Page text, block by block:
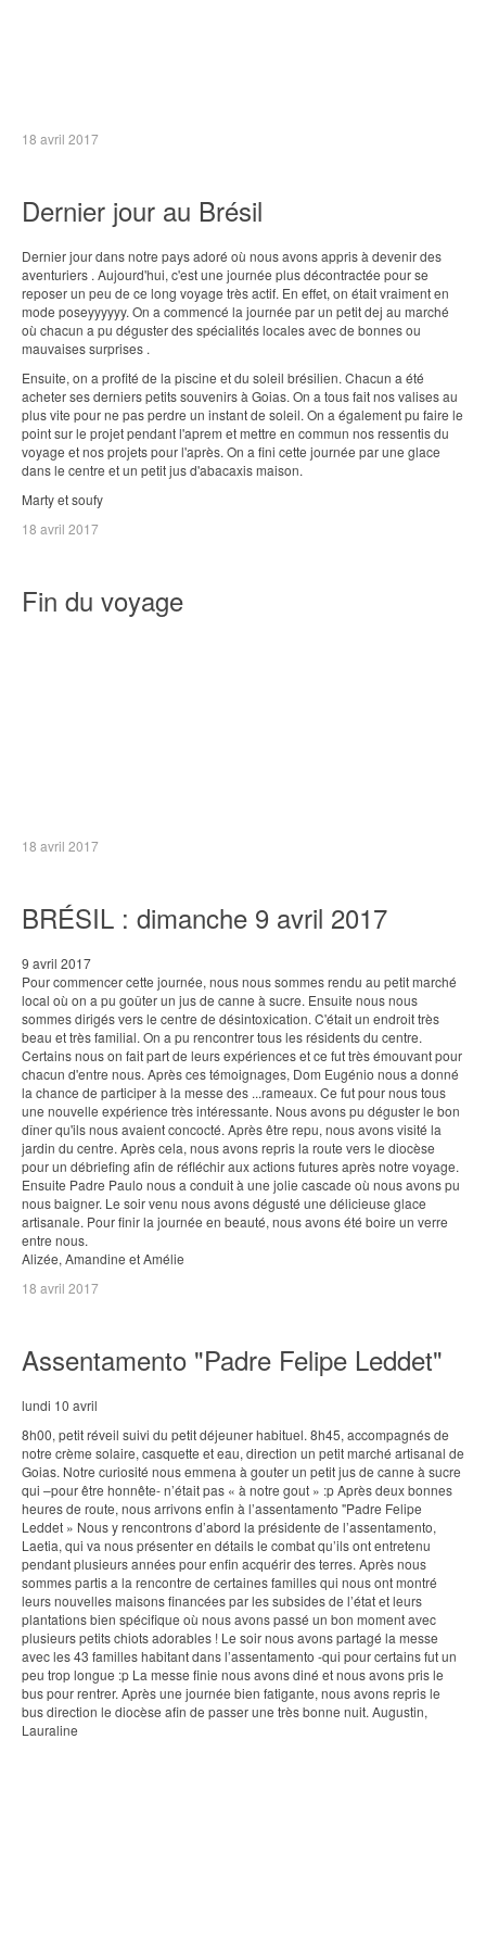
18 avril 2017
Dernier jour au Brésil
Dernier jour dans notre pays adoré où nous avons appris à devenir des
aventuriers . Aujourd'hui, c'est une journée plus décontractée pour se
reposer un peu de ce long voyage très actif. En effet, on était vraiment en
mode poseyyyyyy. On a commencé la journée par un petit dej au marché
où chacun a pu déguster des spécialités locales avec de bonnes ou
mauvaises surprises .
Ensuite, on a profité de la piscine et du soleil brésilien. Chacun a été
acheter ses derniers petits souvenirs à Goias. On a tous fait nos valises au
plus vite pour ne pas perdre un instant de soleil. On a également pu faire le
point sur le projet pendant l'aprem et mettre en commun nos ressentis du
voyage et nos projets pour l'après. On a fini cette journée par une glace
dans le centre et un petit jus d'abacaxis maison.
Marty et soufy
18 avril 2017
Fin du voyage
18 avril 2017
BRÉSIL : dimanche 9 avril 2017
9 avril 2017
Pour commencer cette journée, nous nous sommes rendu au petit marché
local où on a pu goûter un jus de canne à sucre. Ensuite nous nous
sommes dirigés vers le centre de désintoxication. C'était un endroit très
beau et très familial. On a pu rencontrer tous les résidents du centre.
Certains nous on fait part de leurs expériences et ce fut très émouvant pour
chacun d'entre nous. Après ces témoignages, Dom Eugénio nous a donné
la chance de participer à la messe des ...rameaux. Ce fut pour nous tous
une nouvelle expérience très intéressante. Nous avons pu déguster le bon
dîner qu'ils nous avaient concocté. Après être repu, nous avons visité la
jardin du centre. Après cela, nous avons repris la route vers le diocèse
pour un débriefing afin de réfléchir aux actions futures après notre voyage.
Ensuite Padre Paulo nous a conduit à une jolie cascade où nous avons pu
nous baigner. Le soir venu nous avons dégusté une délicieuse glace
artisanale. Pour finir la journée en beauté, nous avons été boire un verre
entre nous.
Alizée, Amandine et Amélie
18 avril 2017
Assentamento "Padre Felipe Leddet"
lundi 10 avril
8h00, petit réveil suivi du petit déjeuner habituel. 8h45, accompagnés de
notre crème solaire, casquette et eau, direction un petit marché artisanal de
Goias. Notre curiosité nous emmena à gouter un petit jus de canne à sucre
qui –pour être honnête- n’était pas « à notre gout » :p Après deux bonnes
heures de route, nous arrivons enfin à l’assentamento "Padre Felipe
Leddet » Nous y rencontrons d’abord la présidente de l’assentamento,
Laetia, qui va nous présenter en détails le combat qu’ils ont entretenu
pendant plusieurs années pour enfin acquérir des terres. Après nous
sommes partis a la rencontre de certaines familles qui nous ont montré
leurs nouvelles maisons financées par les subsides de l’état et leurs
plantations bien spécifique où nous avons passé un bon moment avec
plusieurs petits chiots adorables ! Le soir nous avons partagé la messe
avec les 43 familles habitant dans l’assentamento -qui pour certains fut un
peu trop longue :p La messe finie nous avons diné et nous avons pris le
bus pour rentrer. Après une journée bien fatigante, nous avons repris le
bus direction le diocèse afin de passer une très bonne nuit. Augustin,
Lauraline